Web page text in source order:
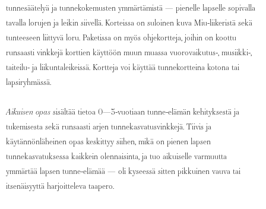
tunnesäätelyä ja tunnekokemusten ymmärtämistä — pienelle lapselle sopivalla
tavalla lorujen ja leikin siivellä. Korteissa on suloinen kuva Miu-liikeristä sekä
tunteeseen liittyvä loru. Paketissa on myös ohjekortteja, joihin on koottu
runsaasti vinkkejä korttien käyttöön muun muassa vuorovaikutus-, musiikki-,
taiteilu- ja liikuntaleikeissä. Kortteja voi käyttää tunnekortteina kotona tai
lapsiryhmässä.
Aikuisen opas sisältää tietoa 0—3-vuotiaan tunne-elämän kehityksestä ja
tukemisesta sekä runsaasti arjen tunnekasvatusvinkkejä. Tiivis ja
käytännönläheinen opas keskittyy siihen, mikä on pienen lapsen
tunnekasvatuksessa kaikkein olennaisinta, ja tuo aikuiselle varmuutta
ymmärtää lapsen tunne-elämää — oli kyseessä sitten pikkuinen vauva tai
itsenäisyyttä harjoitteleva taapero.